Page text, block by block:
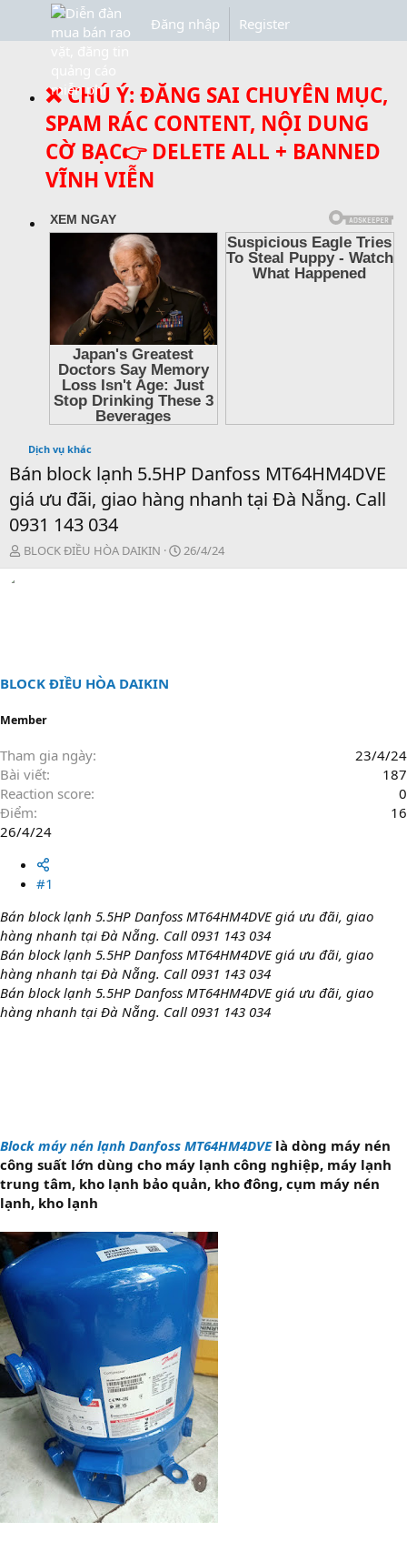
Đăng nhập Register
❌ CHÚ Ý: ĐĂNG SAI CHUYÊN MỤC,
SPAM RÁC CONTENT, NỘI DUNG
CỜ BẠC👉 DELETE ALL + BANNED
VĨNH VIỄN
Dịch vụ khác
Bán block lạnh 5.5HP Danfoss MT64HM4DVE
giá ưu đãi, giao hàng nhanh tại Đà Nẵng. Call
0931 143 034
T
h
a
e
BLOCK ĐIỀU HÒA DAIKIN
N
g
26/4/24
BLOCK ĐIỀU HÒA DAIKIN
Member
Tham gia ngày
23/4/24
Bài viết
187
Reaction score
0
Điểm
16
26/4/24
#1
Bán block lạnh 5.5HP Danfoss MT64HM4DVE giá ưu đãi, giao
hàng nhanh tại Đà Nẵng. Call 0931 143 034
Bán block lạnh 5.5HP Danfoss MT64HM4DVE giá ưu đãi, giao
hàng nhanh tại Đà Nẵng. Call 0931 143 034
Bán block lạnh 5.5HP Danfoss MT64HM4DVE giá ưu đãi, giao
hàng nhanh tại Đà Nẵng. Call 0931 143 034
Block máy nén lạnh Danfoss MT64HM4DVElà dòng máy nén
công suất lớn dùng cho máy lạnh công nghiệp, máy lạnh
trung tâm, kho lạnh bảo quản, kho đông, cụm máy nén
lạnh, kho lạnh